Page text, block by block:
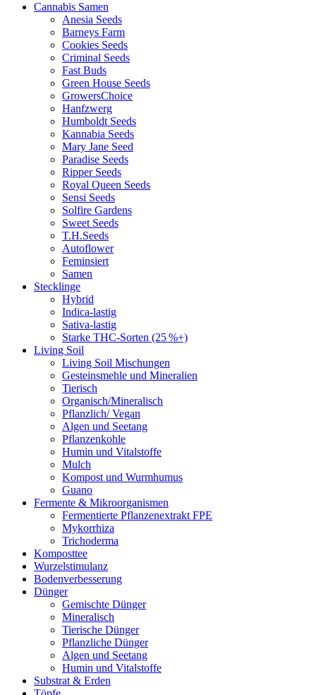
Cannabis Samen
Anesia Seeds
Barneys Farm
Cookies Seeds
Criminal Seeds
Fast Buds
Green House Seeds
GrowersChoice
Hanfzwerg
Humboldt Seeds
Kannabia Seeds
Mary Jane Seed
Paradise Seeds
Ripper Seeds
Royal Queen Seeds
Sensi Seeds
Solfire Gardens
Sweet Seeds
T.H.Seeds
Autoflower
Feminsiert
Samen
Stecklinge
Hybrid
Indica-lastig
Sativa-lastig
Starke THC-Sorten (25 %+)
Living Soil
Living Soil Mischungen
Gesteinsmehle und Mineralien
Tierisch
Organisch/Mineralisch
Pflanzlich/ Vegan
Algen und Seetang
Pflanzenkohle
Humin und Vitalstoffe
Mulch
Kompost und Wurmhumus
Guano
Fermente & Mikroorganismen
Fermentierte Pflanzenextrakt FPE
Mykorrhiza
Trichoderma
Komposttee
Wurzelstimulanz
Bodenverbesserung
Dünger
Gemischte Dünger
Mineralisch
Tierische Dünger
Pflanzliche Dünger
Algen und Seetang
Humin und Vitalstoffe
Substrat & Erden